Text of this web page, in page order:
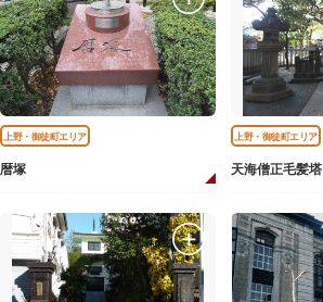
上野・御徒町エリア
暦塚
上野・御徒町エリア
天海僧正毛髪塔